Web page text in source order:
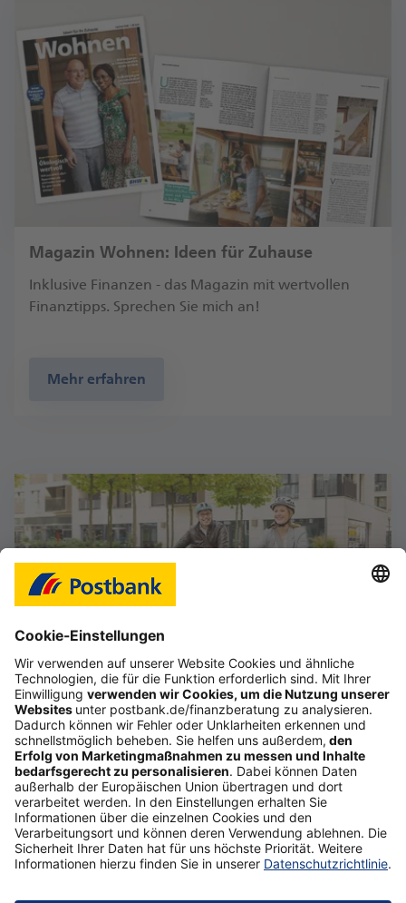
Magazin Wohnen: Ideen für Zuhause
Inklusive Finanzen - das Magazin mit wertvollen
Finanztipps. Sprechen Sie mich an!
Mehr erfahren
Das Gefühl, im Job frei zu sein
Starte deine selbstständige Karriere im Vertrieb,
auch als Quereinsteiger (d/m/w).
Mehr erfahren